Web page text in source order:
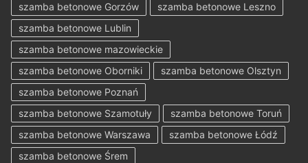
szamba betonowe Gorzów
szamba betonowe Leszno
szamba betonowe Lublin
szamba betonowe mazowieckie
szamba betonowe Oborniki
szamba betonowe Olsztyn
szamba betonowe Poznań
szamba betonowe Szamotuły
szamba betonowe Toruń
szamba betonowe Warszawa
szamba betonowe Łódź
szamba betonowe Śrem